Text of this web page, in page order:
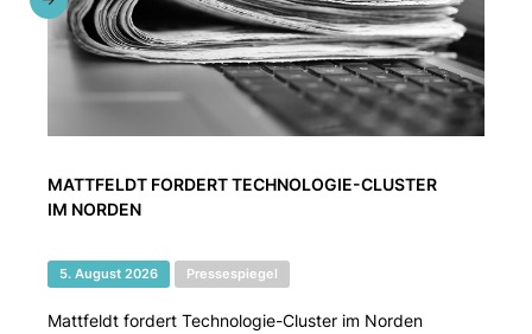
MATTFELDT FORDERT TECHNOLOGIE-CLUSTER
IM NORDEN
5. August 2026 Pressespiegel
Mattfeldt fordert Technologie-Cluster im Norden